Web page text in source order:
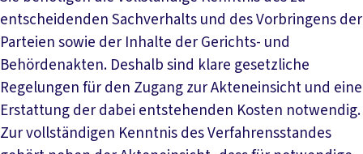
entscheidenden Sachverhalts und des Vorbringens der
Parteien sowie der Inhalte der Gerichts- und
Behördenakten. Deshalb sind klare gesetzliche
Regelungen für den Zugang zur Akteneinsicht und eine
Erstattung der dabei entstehenden Kosten notwendig.
Zur vollständigen Kenntnis des Verfahrensstandes